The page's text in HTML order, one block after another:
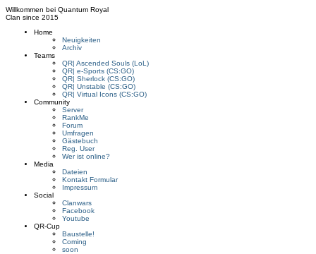
Willkommen bei Quantum Royal
Clan since 2015
Home
Neuigkeiten
Archiv
Teams
QR| Ascended Souls (LoL)
QR| e-Sports (CS:GO)
QR| Sherlock (CS:GO)
QR| Unstable (CS:GO)
QR| Virtual Icons (CS:GO)
Community
Server
RankMe
Forum
Umfragen
Gästebuch
Reg. User
Wer ist online?
Media
Dateien
Kontakt Formular
Impressum
Social
Clanwars
Facebook
Youtube
QR-Cup
Baustelle!
Coming
soon